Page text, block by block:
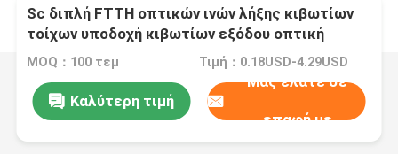
Sc διπλή FTTH οπτικών ινών λήξης κιβωτίων
τοίχων υποδοχή κιβωτίων εξόδου οπτική
τελική
MOQ：100 τεμ Τιμή：0.18USD-4.29USD
Καλύτερη τιμή
Μας ελάτε σε
επαφή με